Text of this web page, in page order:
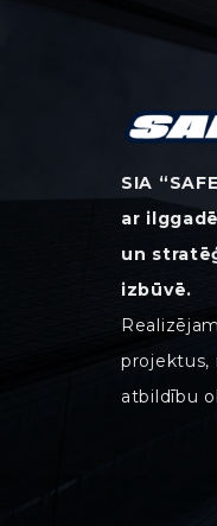
SIA
ar
un
izbūvē.
projektus,
atbildību